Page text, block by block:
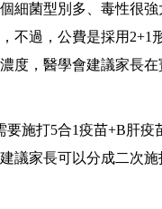
細菌型別多、毒性很
不過，公費是採用2+1
度，醫學會建議家長
要施打5合1疫苗+B肝
議家長可以分成二次